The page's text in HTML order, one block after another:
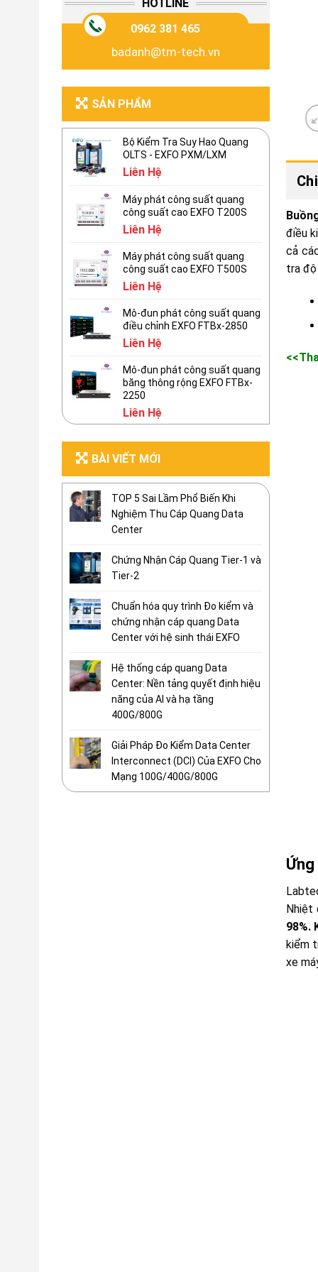
điều
cả
tra độ
98%.
kiểm
xe
HOTLINE
0962 381 465
badanh@tm-tech.vn
SẢN PHẨM
Bộ Kiểm Tra Suy Hao Quang
OLTS - EXFO PXM/LXM
Liên Hệ
Máy phát công suất quang
công suất cao EXFO T200S
Liên Hệ
Máy phát công suất quang
công suất cao EXFO T500S
Liên Hệ
Mô-đun phát công suất quang
điều chỉnh EXFO FTBx-2850
Liên Hệ
Mô-đun phát công suất quang
băng thông rộng EXFO FTBx-
2250
Liên Hệ
BÀI VIẾT MỚI
TOP 5 Sai Lầm Phổ Biến Khi
Nghiệm Thu Cáp Quang Data
Center
Chứng Nhận Cáp Quang Tier-1 và
Tier-2
Chuẩn hóa quy trình Đo kiểm và
chứng nhận cáp quang Data
Center với hệ sinh thái EXFO
Hệ thống cáp quang Data
Center: Nền tảng quyết định hiệu
năng của AI và hạ tầng
400G/800G
Giải Pháp Đo Kiểm Data Center
Interconnect (DCI) Của EXFO Cho
Mạng 100G/400G/800G